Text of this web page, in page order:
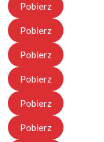
Pobierz
Pobierz
Pobierz
Pobierz
Pobierz
Pobierz